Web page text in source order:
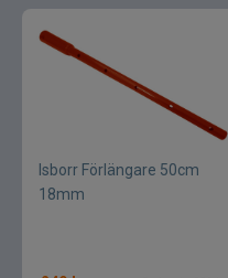
Isborr Förlängare 50cm
18mm